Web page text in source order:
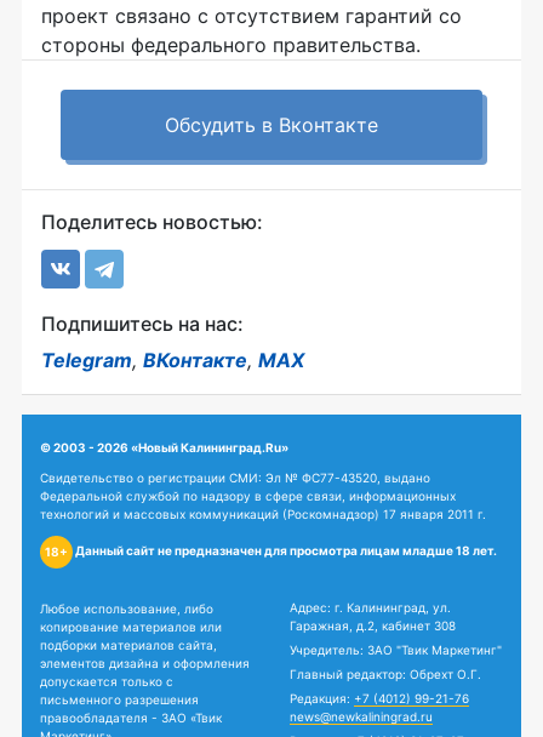
проект связано с отсутствием гарантий со
стороны федерального правительства.
Обсудить в Вконтакте
Поделитесь новостью:
Подпишитесь на нас:
Telegram, ВКонтакте, MAX
© 2003 - 2026 «Новый Калининград.Ru»
Свидетельство о регистрации СМИ: Эл № ФС77-43520, выдано
Федеральной службой по надзору в сфере связи, информационных
технологий и массовых коммуникаций (Роскомнадзор) 17 января 2011 г.
18+ Данный сайт не предназначен для просмотра лицам младше 18 лет.
Любое использование, либо
копирование материалов или
подборки материалов сайта,
элементов дизайна и оформления
допускается только с
письменного разрешения
правообладателя - ЗАО «Твик
Адрес: г. Калининград, ул.
Гаражная, д.2, кабинет 308
Учредитель: ЗАО "Твик Маркетинг"
Главный редактор: Обрехт О.Г.
Редакция: +7 (4012) 99-21-76
news@newkaliningrad.ru